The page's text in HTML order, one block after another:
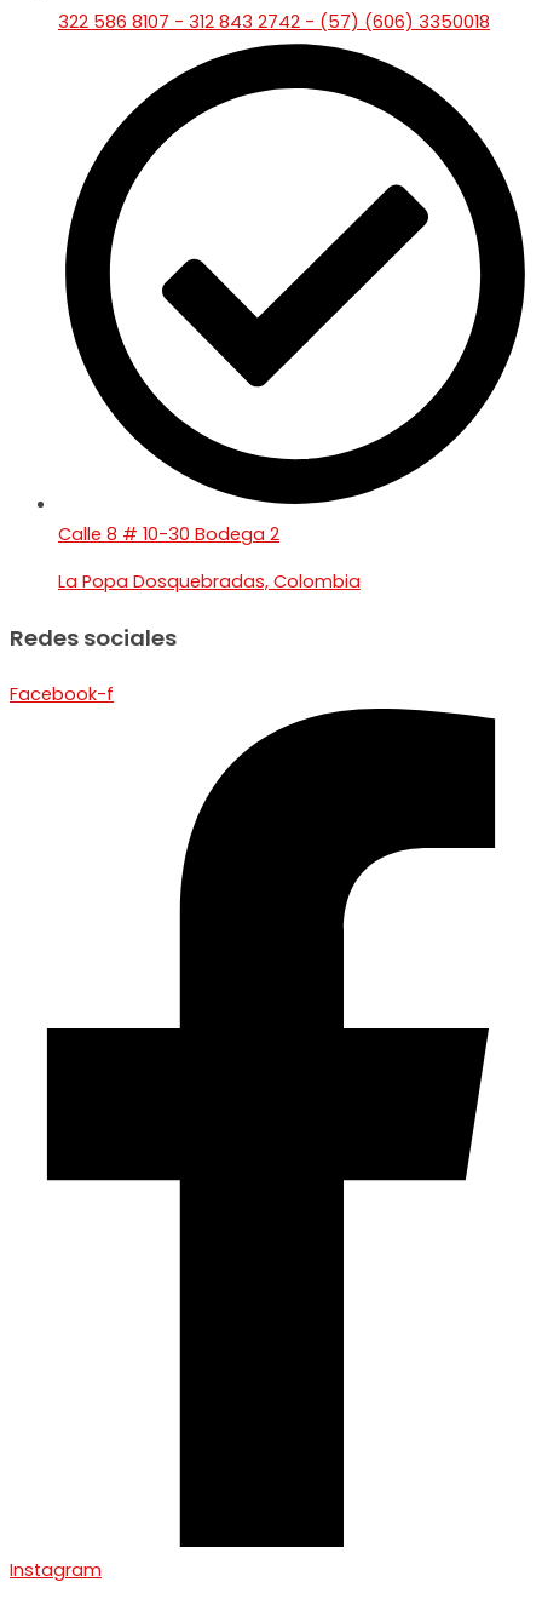
322 586 8107 - 312 843 2742 - (57) (606) 3350018
Calle 8 # 10-30 Bodega 2
La Popa Dosquebradas, Colombia
Redes sociales
Facebook-f
Instagram